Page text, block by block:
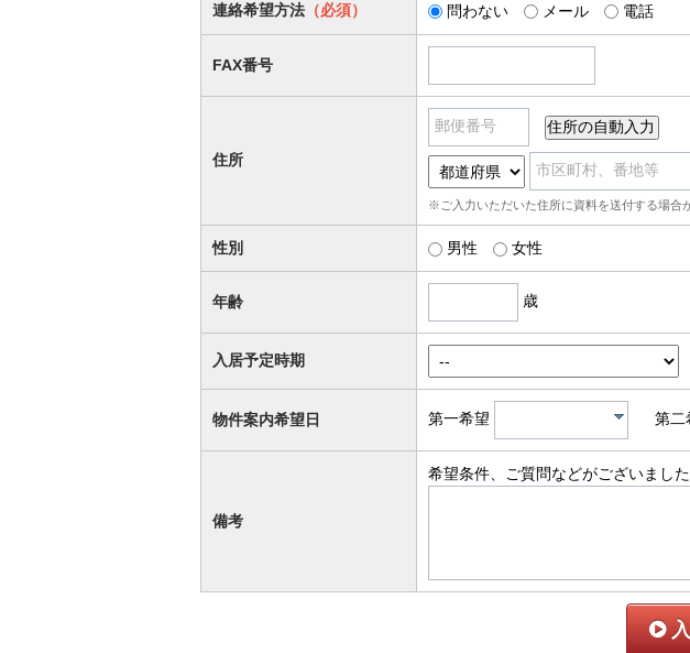
連絡希望方法 （必須） 問わない メール 電話
FAX番号
住所
郵便番号
市区町村、番地等
※ご入力いただいた住所に資料を送付する場合
性別 男性 女性
年齢 歳
入居予定時期
物件案内希望日 第一希望 第二
備考
希望条件、ご質問などがございまし